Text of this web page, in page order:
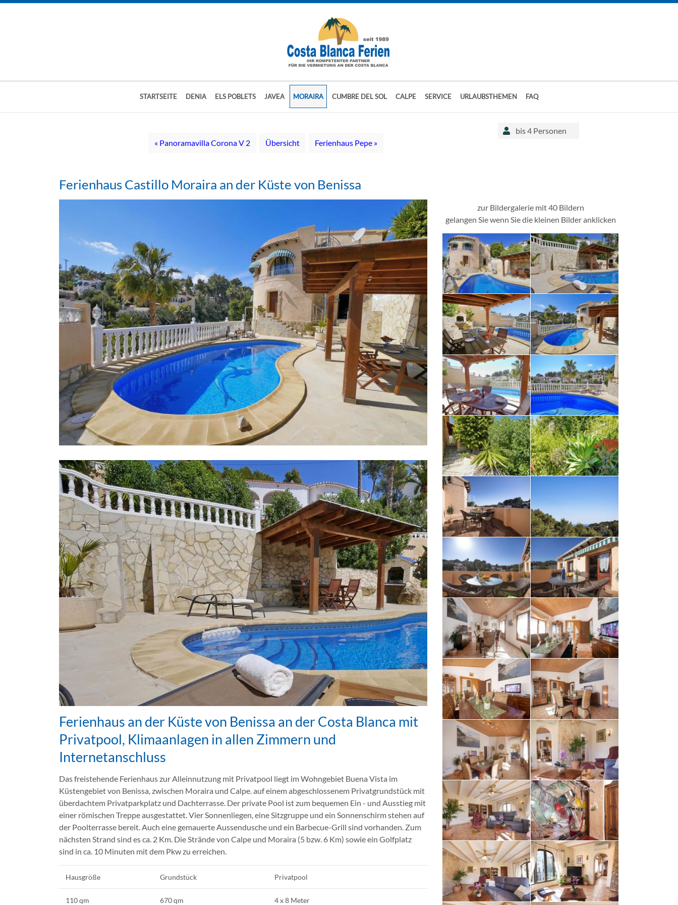
STARTSEITE DENIA ELS POBLETS JAVEA MORAIRA CUMBRE DEL SOL CALPE SERVICE URLAUBSTHEMEN FAQ
« Panoramavilla Corona V 2 Übersicht Ferienhaus Pepe »
bis 4 Personen
Ferienhaus Castillo Moraira an der Küste von Benissa
Ferienhaus an der Küste von Benissa an der Costa Blanca mit
Privatpool, Klimaanlagen in allen Zimmern und
Internetanschluss
Das freistehende Ferienhaus zur Alleinnutzung mit Privatpool liegt im Wohngebiet Buena Vista im
Küstengebiet von Benissa, zwischen Moraira und Calpe. auf einem abgeschlossenem Privatgrundstück mit
überdachtem Privatparkplatz und Dachterrasse. Der private Pool ist zum bequemen Ein - und Ausstieg mit
einer römischen Treppe ausgestattet. Vier Sonnenliegen, eine Sitzgruppe und ein Sonnenschirm stehen auf
der Poolterrasse bereit. Auch eine gemauerte Aussendusche und ein Barbecue-Grill sind vorhanden. Zum
nächsten Strand sind es ca. 2 Km. Die Strände von Calpe und Moraira (5 bzw. 6 Km) sowie ein Golfplatz
sind in ca. 10 Minuten mit dem Pkw zu erreichen.
Hausgröße Grundstück Privatpool
110 qm
670 qm
4 x 8 Meter
zur Bildergalerie mit 40 Bildern
gelangen Sie wenn Sie die kleinen Bilder anklicken